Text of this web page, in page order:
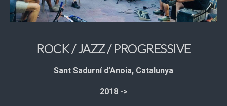
ROCK / JAZZ / PROGRESSIVE
Sant Sadurní d’Anoia, Catalunya
2018 ->